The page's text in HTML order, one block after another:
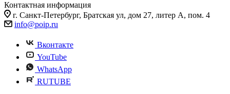
Контактная информация
г. Санкт-Петербург, Братская ул, дом 27, литер А, пом. 4
info@poip.ru
Вконтакте
YouTube
WhatsApp
RUTUBE